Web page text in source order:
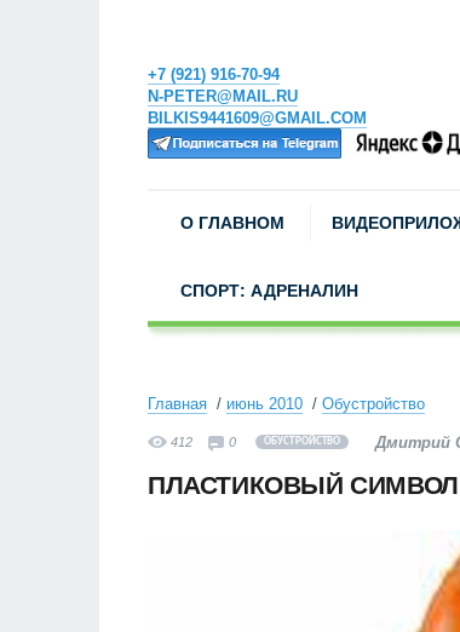
+7 (921) 916-70-94
N-PETER@MAIL.RU
BILKIS9441609@GMAIL.COM
О ГЛАВНОМ
СПОРТ: АДРЕНАЛИН
Главная июнь 2010 Обустройство
412 0 ОБУСТРОЙСТВО Дмитрий
ПЛАСТИКОВЫЙ